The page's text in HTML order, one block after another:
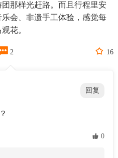
那样光赶路。而且行程里安
会、非遗手工体验，感觉每
花。
 2  16
回复
 0